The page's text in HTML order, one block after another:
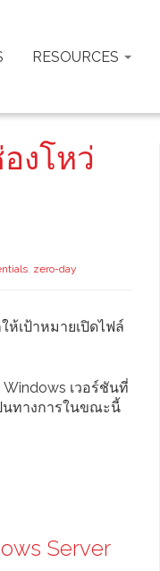
RESOURCES
งโหว่
, zero-day
เป้าหมายเปิดไฟล์
เวอร์ชันที่
นทางการในขณะนี้
Server